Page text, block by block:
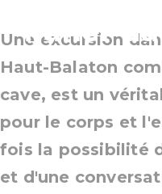
flâner
Une excursion
Haut-Balaton
cave, est un
pour le corps et
fois la possibilité
et d'une